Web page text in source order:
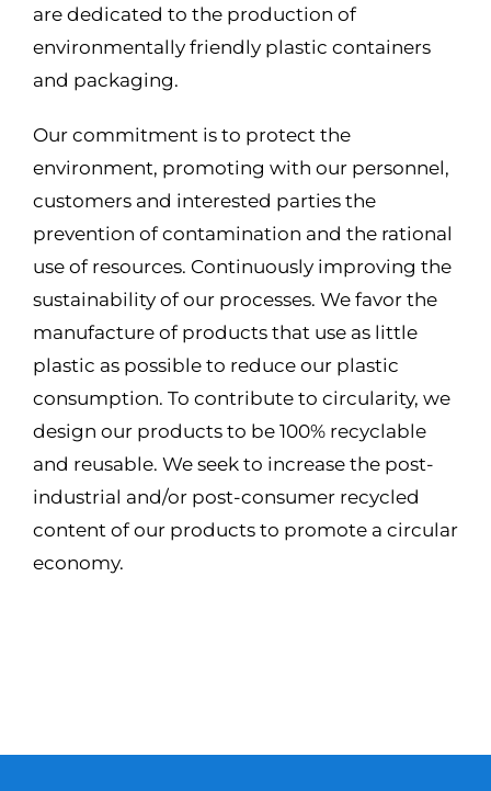
are dedicated to the production of
environmentally friendly plastic containers
and packaging.
Our commitment is to protect the
environment, promoting with our personnel,
customers and interested parties the
prevention of contamination and the rational
use of resources. Continuously improving the
sustainability of our processes. We favor the
manufacture of products that use as little
plastic as possible to reduce our plastic
consumption. To contribute to circularity, we
design our products to be 100% recyclable
and reusable. We seek to increase the post-
industrial and/or post-consumer recycled
content of our products to promote a circular
economy.